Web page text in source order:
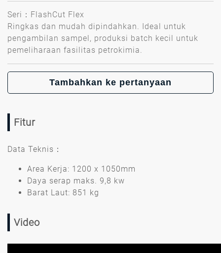
Seri：FlashCut Flex
Ringkas dan mudah dipindahkan. Ideal untuk
pengambilan sampel, produksi batch kecil untuk
pemeliharaan fasilitas petrokimia.
Tambahkan ke pertanyaan
Fitur
Data Teknis：
Area Kerja: 1200 x 1050mm
Daya serap maks. 9,8 kw
Barat Laut: 851 kg
Video